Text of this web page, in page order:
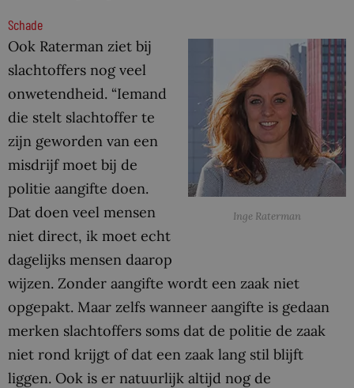
Schade
Inge Raterman
Ook Raterman ziet bij
slachtoffers nog veel
onwetendheid. “Iemand
die stelt slachtoffer te
zijn geworden van een
misdrijf moet bij de
politie aangifte doen.
Dat doen veel mensen
niet direct, ik moet echt
dagelijks mensen daarop
wijzen. Zonder aangifte wordt een zaak niet
opgepakt. Maar zelfs wanneer aangifte is gedaan
merken slachtoffers soms dat de politie de zaak
niet rond krijgt of dat een zaak lang stil blijft
liggen. Ook is er natuurlijk altijd nog de